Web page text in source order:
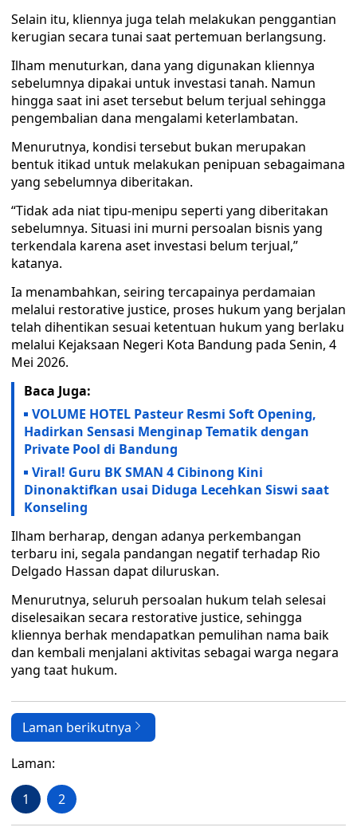
Selain itu, kliennya juga telah melakukan penggantian
kerugian secara tunai saat pertemuan berlangsung.
Ilham menuturkan, dana yang digunakan kliennya
sebelumnya dipakai untuk investasi tanah. Namun
hingga saat ini aset tersebut belum terjual sehingga
pengembalian dana mengalami keterlambatan.
Menurutnya, kondisi tersebut bukan merupakan
bentuk itikad untuk melakukan penipuan sebagaimana
yang sebelumnya diberitakan.
“Tidak ada niat tipu-menipu seperti yang diberitakan
sebelumnya. Situasi ini murni persoalan bisnis yang
terkendala karena aset investasi belum terjual,”
katanya.
Ia menambahkan, seiring tercapainya perdamaian
melalui restorative justice, proses hukum yang berjalan
telah dihentikan sesuai ketentuan hukum yang berlaku
melalui Kejaksaan Negeri Kota Bandung pada Senin, 4
Mei 2026.
Baca Juga:
VOLUME HOTEL Pasteur Resmi Soft Opening,
Hadirkan Sensasi Menginap Tematik dengan
Private Pool di Bandung
Viral! Guru BK SMAN 4 Cibinong Kini
Dinonaktifkan usai Diduga Lecehkan Siswi saat
Konseling
Ilham berharap, dengan adanya perkembangan
terbaru ini, segala pandangan negatif terhadap Rio
Delgado Hassan dapat diluruskan.
Menurutnya, seluruh persoalan hukum telah selesai
diselesaikan secara restorative justice, sehingga
kliennya berhak mendapatkan pemulihan nama baik
dan kembali menjalani aktivitas sebagai warga negara
yang taat hukum.
Laman berikutnya
Laman:
1 2